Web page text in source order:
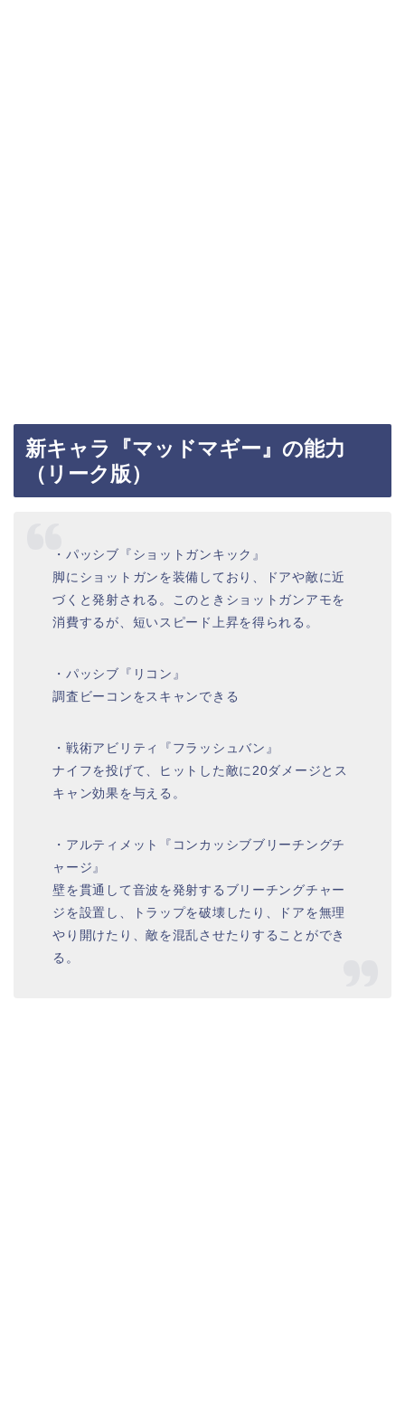
新キャラ『マッドマギー』の能力
（リーク版）
・パッシブ『ショットガンキック』
脚にショットガンを装備しており、ドアや敵に近
づくと発射される。このときショットガンアモを
消費するが、短いスピード上昇を得られる。
・パッシブ『リコン』
調査ビーコンをスキャンできる
・戦術アビリティ『フラッシュバン』
ナイフを投げて、ヒットした敵に20ダメージとス
キャン効果を与える。
・アルティメット『コンカッシブブリーチングチ
ャージ』
壁を貫通して音波を発射するブリーチングチャー
ジを設置し、トラップを破壊したり、ドアを無理
やり開けたり、敵を混乱させたりすることができ
る。